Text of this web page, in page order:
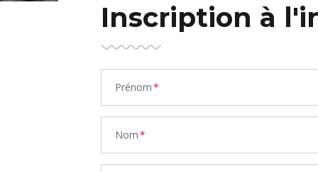
Inscription à
Prénom*
Nom*